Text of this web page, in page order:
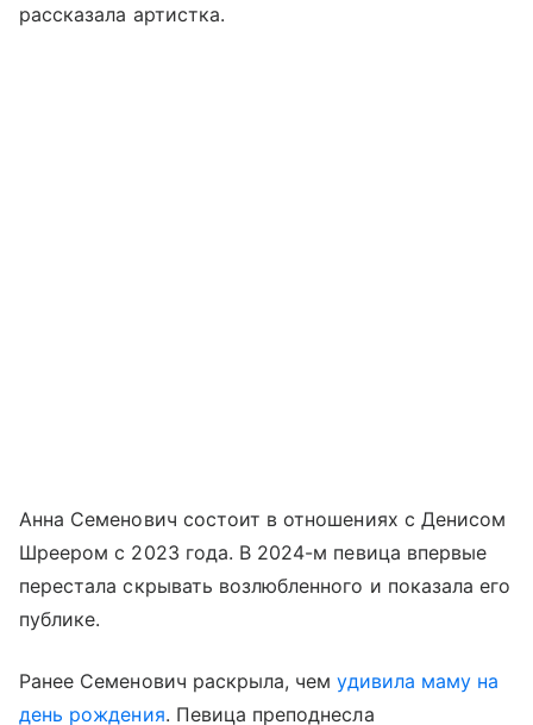
рассказала артистка.
Анна Семенович состоит в отношениях с Денисом
Шреером с 2023 года. В 2024-м певица впервые
перестала скрывать возлюбленного и показала его
публике.
Ранее Семенович раскрыла, чемудивила маму на
день рождения. Певица преподнесла